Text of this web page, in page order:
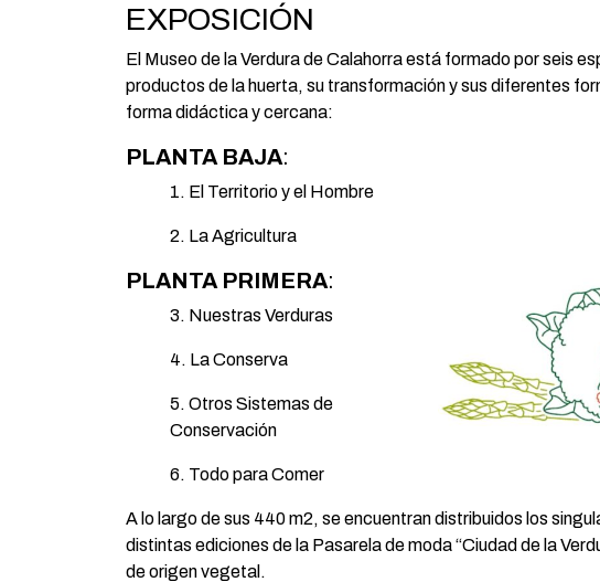
EXPOSICIÓN
El Museo de la Verdura de Calahorra está formado por seis
productos de la huerta, su transformación y sus diferentes
forma didáctica y cercana:
PLANTA BAJA:
1. El Territorio y el Hombre
2. La Agricultura
PLANTA PRIMERA:
3. Nuestras Verduras
4. La Conserva
5. Otros Sistemas de
Conservación
6. Todo para Comer
A lo largo de sus 440 m2, se encuentran distribuidos los
distintas ediciones de la Pasarela de moda “Ciudad de la
de origen vegetal.